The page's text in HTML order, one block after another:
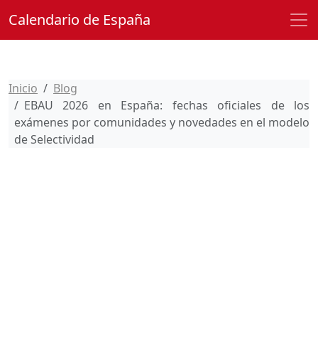
Calendario de España
Inicio
Blog
EBAU 2026 en España: fechas oficiales de los
exámenes por comunidades y novedades en el modelo
de Selectividad